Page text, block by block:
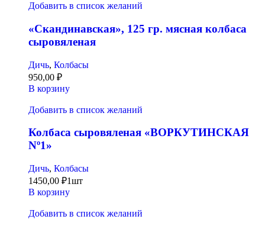
Добавить в список желаний
«Скандинавская», 125 гр. мясная колбаса
сыровяленая
Дичь, Колбасы
950,00 ₽
В корзину
Добавить в список желаний
Колбаса сыровяленая «ВОРКУТИНСКАЯ
Nº1»
Дичь, Колбасы
1450,00 ₽1шт
В корзину
Добавить в список желаний